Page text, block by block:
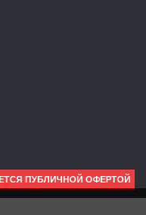
ПУБЛИЧНОЙ ОФЕРТОЙ